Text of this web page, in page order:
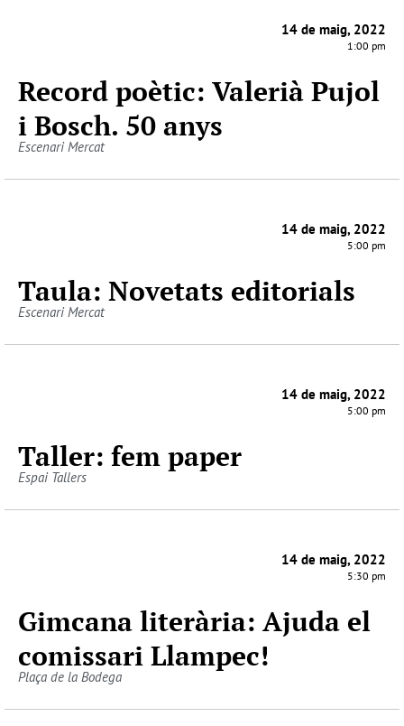
14 de maig, 2022
1:00 pm
Record poètic: Valerià Pujol
i Bosch. 50 anys
Escenari Mercat
14 de maig, 2022
5:00 pm
Taula: Novetats editorials
Escenari Mercat
14 de maig, 2022
5:00 pm
Taller: fem paper
Espai Tallers
14 de maig, 2022
5:30 pm
Gimcana literària: Ajuda el
comissari Llampec!
Plaça de la Bodega